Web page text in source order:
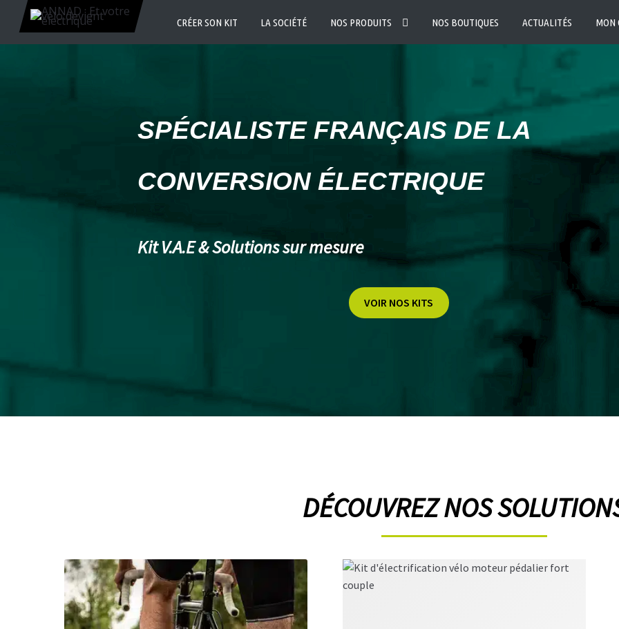
CRÉER SON KIT LA SOCIÉTÉ NOS PRODUITS NOS BOUTIQUES ACTUALITÉS MON
SPÉCIALISTE FRANÇAIS DE LA
CONVERSION ÉLECTRIQUE
Kit V.A.E & Solutions sur mesure
VOIR NOS KITS
DÉCOUVREZ NOS